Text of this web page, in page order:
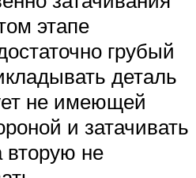
этапе
грубый
деталь
не имеющей
и затачивать
вторую не